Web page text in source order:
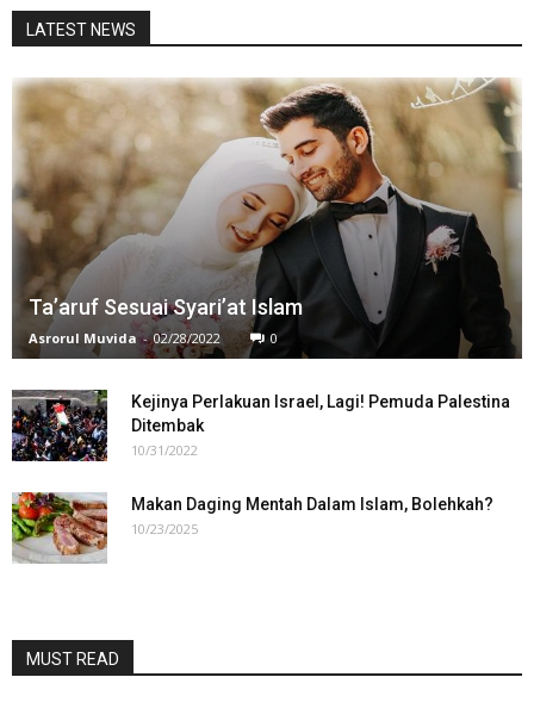
LATEST NEWS
Ta’aruf Sesuai Syari’at Islam
Asrorul Muvida - 02/28/2022 0
Kejinya Perlakuan Israel, Lagi! Pemuda Palestina
Ditembak
10/31/2022
Makan Daging Mentah Dalam Islam, Bolehkah?
10/23/2025
MUST READ